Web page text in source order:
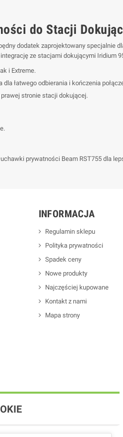
do Stacji
dodatek zaprojektowany specjalnie
ze stacjami dokującymi Iridium
i Extreme.
łatwego odbierania i kończenia
stronie stacji dokującej.
prywatności Beam RST755 dla
INFORMACJA
Regulamin sklepu
Polityka prywatności
Spadek ceny
Nowe produkty
Najczęściej kupowane
Kontakt z nami
Mapa strony